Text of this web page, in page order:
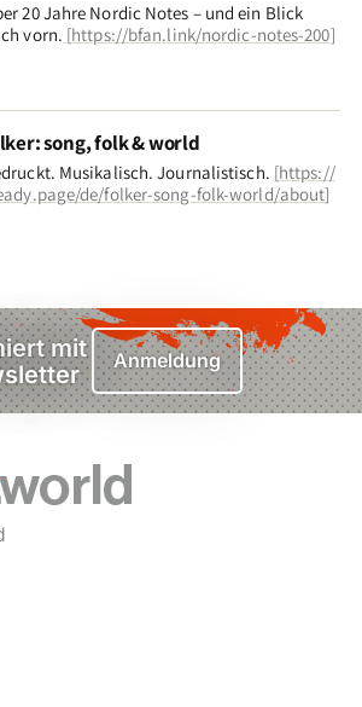
20 Jahre Nordic Notes – und ein Blick
vorn. [https://bfan.link/nordic-notes-200]
song, folk & world
Musikalisch. Journalistisch. [https://
de/folker-song-folk-world/about]
mit
Anmeldung